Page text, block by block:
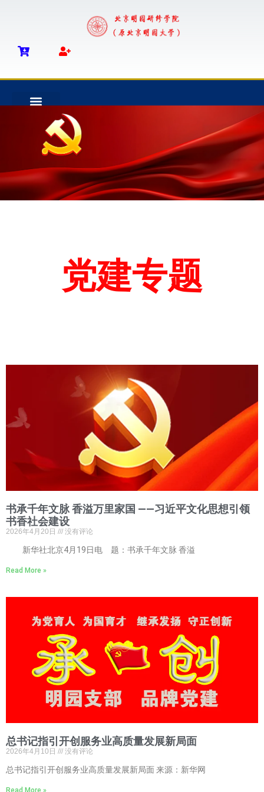
党建专题
书承千年文脉 香溢万里家国 ——习近平文化思想引领
书香社会建设
2026年4月20日 没有评论
新华社北京4月19日电 题：书承千年文脉 香溢
Read More »
总书记指引开创服务业高质量发展新局面
2026年4月10日 没有评论
总书记指引开创服务业高质量发展新局面 来源：新华网
Read More »